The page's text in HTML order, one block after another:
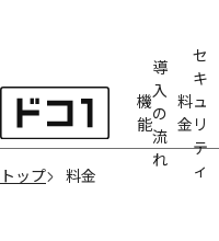
機
能
導
入
の
流
れ
料
金
セ
キ
ュ
リ
テ
ィ
トップ 料金